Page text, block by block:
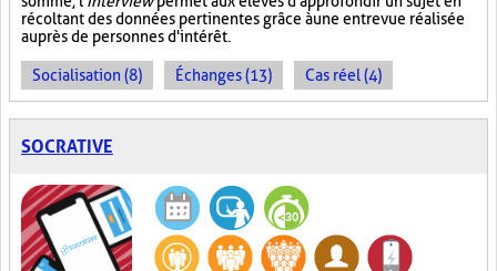
récoltant des données pertinentes grâce à une entrevue réalisée
auprès de personnes d'intérêt.
Socialisation (8) Échanges (13) Cas réel (4)
SOCRATIVE